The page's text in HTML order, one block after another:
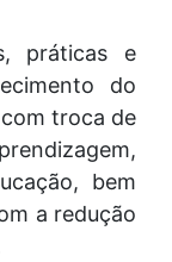
práticas e
do
troca de
bem
a redução